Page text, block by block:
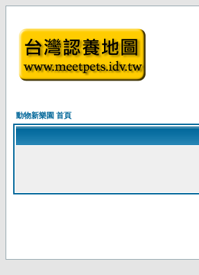
動物新樂園 首頁